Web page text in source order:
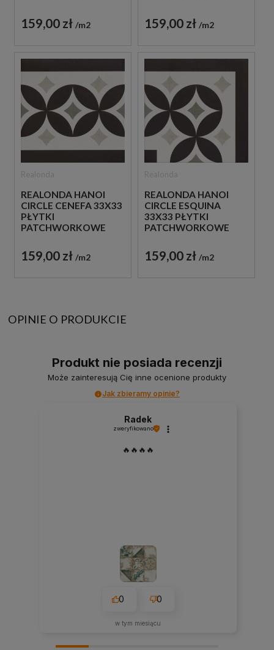
159,00 zł m2 159,00 zł m2
REALONDA HANOI
CIRCLE CENEFA 33X33
PŁYTKI
PATCHWORKOWE
159,00 zł m2
REALONDA HANOI
CIRCLE ESQUINA
33X33 PŁYTKI
PATCHWORKOWE
159,00 zł m2
OPINIE O PRODUKCIE
Produkt nie posiada recenzji
Może zainteresują Cię inne ocenione produkty
Jak zbieramy opinie?
Radek
zweryfikowano
🔥🔥🔥🔥
0 0
w tym miesiącu